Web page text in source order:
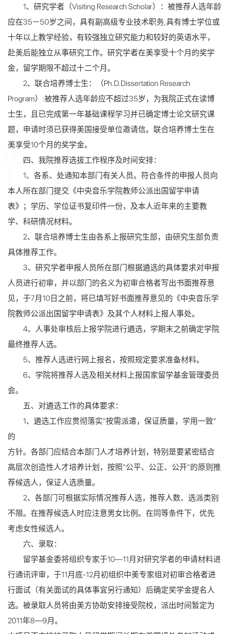
1、研究学者（Visiting Research Scholar）：被推荐人选年龄
应在35－50岁之间，具有副高级专业技术职务,具有博士学位或
十年以上教学经验，有较强独立研究能力和较好的英语水平，
赴美后能独立从事研究工作。研究学者在美享受十个月的奖学
金，留学期限不超过十二个月。
2、联合培养博士生：（Ph.D.Dissertation Research
Program）:被推荐人选年龄应不超过35岁，为我院正式在读博
士生，且已完成第一年基础课程学习并已确定博士论文研究课
题，申请时须已获得美国接受单位邀请信。联合培养博士生在
美享受10个月的奖学金。
四、我院推荐选拔工作程序及时间安排：
1、各系、处通知本部门有关人员。符合条件的申报人员向
本人所在部门提交《中央音乐学院教师公派出国留学申请
表》；学历、学位证书复印件一份，及本人近年来的主要教
学、科研情况材料。
2、联合培养博士生由各系上报研究生部，由研究生部负责
具体推荐工作。
3、研究学者申报人员所在部门根据遴选的具体要求对申报
人员进行初审，并以部门的名义为初审合格者写出书面推荐意
见，于7月10日之前，将已填写好书面推荐意见的《中央音乐学
院教师公派出国留学申请表》及其个人材料上报人事处。
4、人事处审核后上报学院进行遴选，学期末之前确定学院
最终推荐人选。
5、推荐人选进行网上报名，按照规定要求准备材料。
6、学院将推荐人选及相关材料上报国家留学基金管理委员
会。
五、对遴选工作的具体要求：
1、遴选工作应贯彻落实“按需派遣，保证质量，学用一致”
的
方针。各部门应结合本部门人才培养计划，特别是要紧密结合
高层次创造性人才培养计划，按照“公平、公正、公开”的原则推
荐候选人，保证人选质量。
2、各部门可根据实际情况推荐人选，推荐人数、选派类别
不限。在推荐候选人时应注意男女比例。在同等条件下，优先
考虑女性候选人。
六、录取：
留学基金委将组织专家于10—11月对研究学者的申请材料进
行通讯评审，于11月底-12月初组织中美专家组对初审合格者进
行面试（有关面试的具体事宜另行通知）后确定奖学金提名人
选。被录取人员将由美方协助安排接受院校，派出时间暂定为
2011年8―9月。